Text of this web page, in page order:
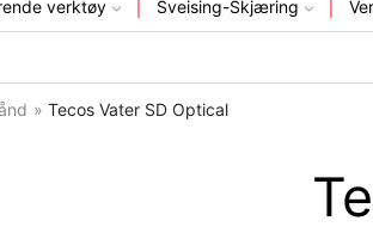
verktøy Sveising-Skjæring
» Tecos Vater SD Optical